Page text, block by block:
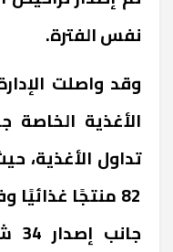
نفس الفترة.
وقد واصلت
الأغذية
تداول الأغذية،